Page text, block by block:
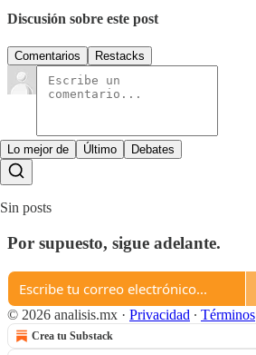
Discusión sobre este post
Comentarios Restacks
Lo mejor de Último Debates
Sin posts
Por supuesto, sigue adelante.
© 2026 analisis.mx · Privacidad ∙ Términos
Crea tu Substack